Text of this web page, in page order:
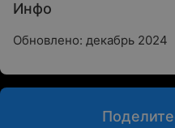
Инфо
Обновлено: декабрь 2024